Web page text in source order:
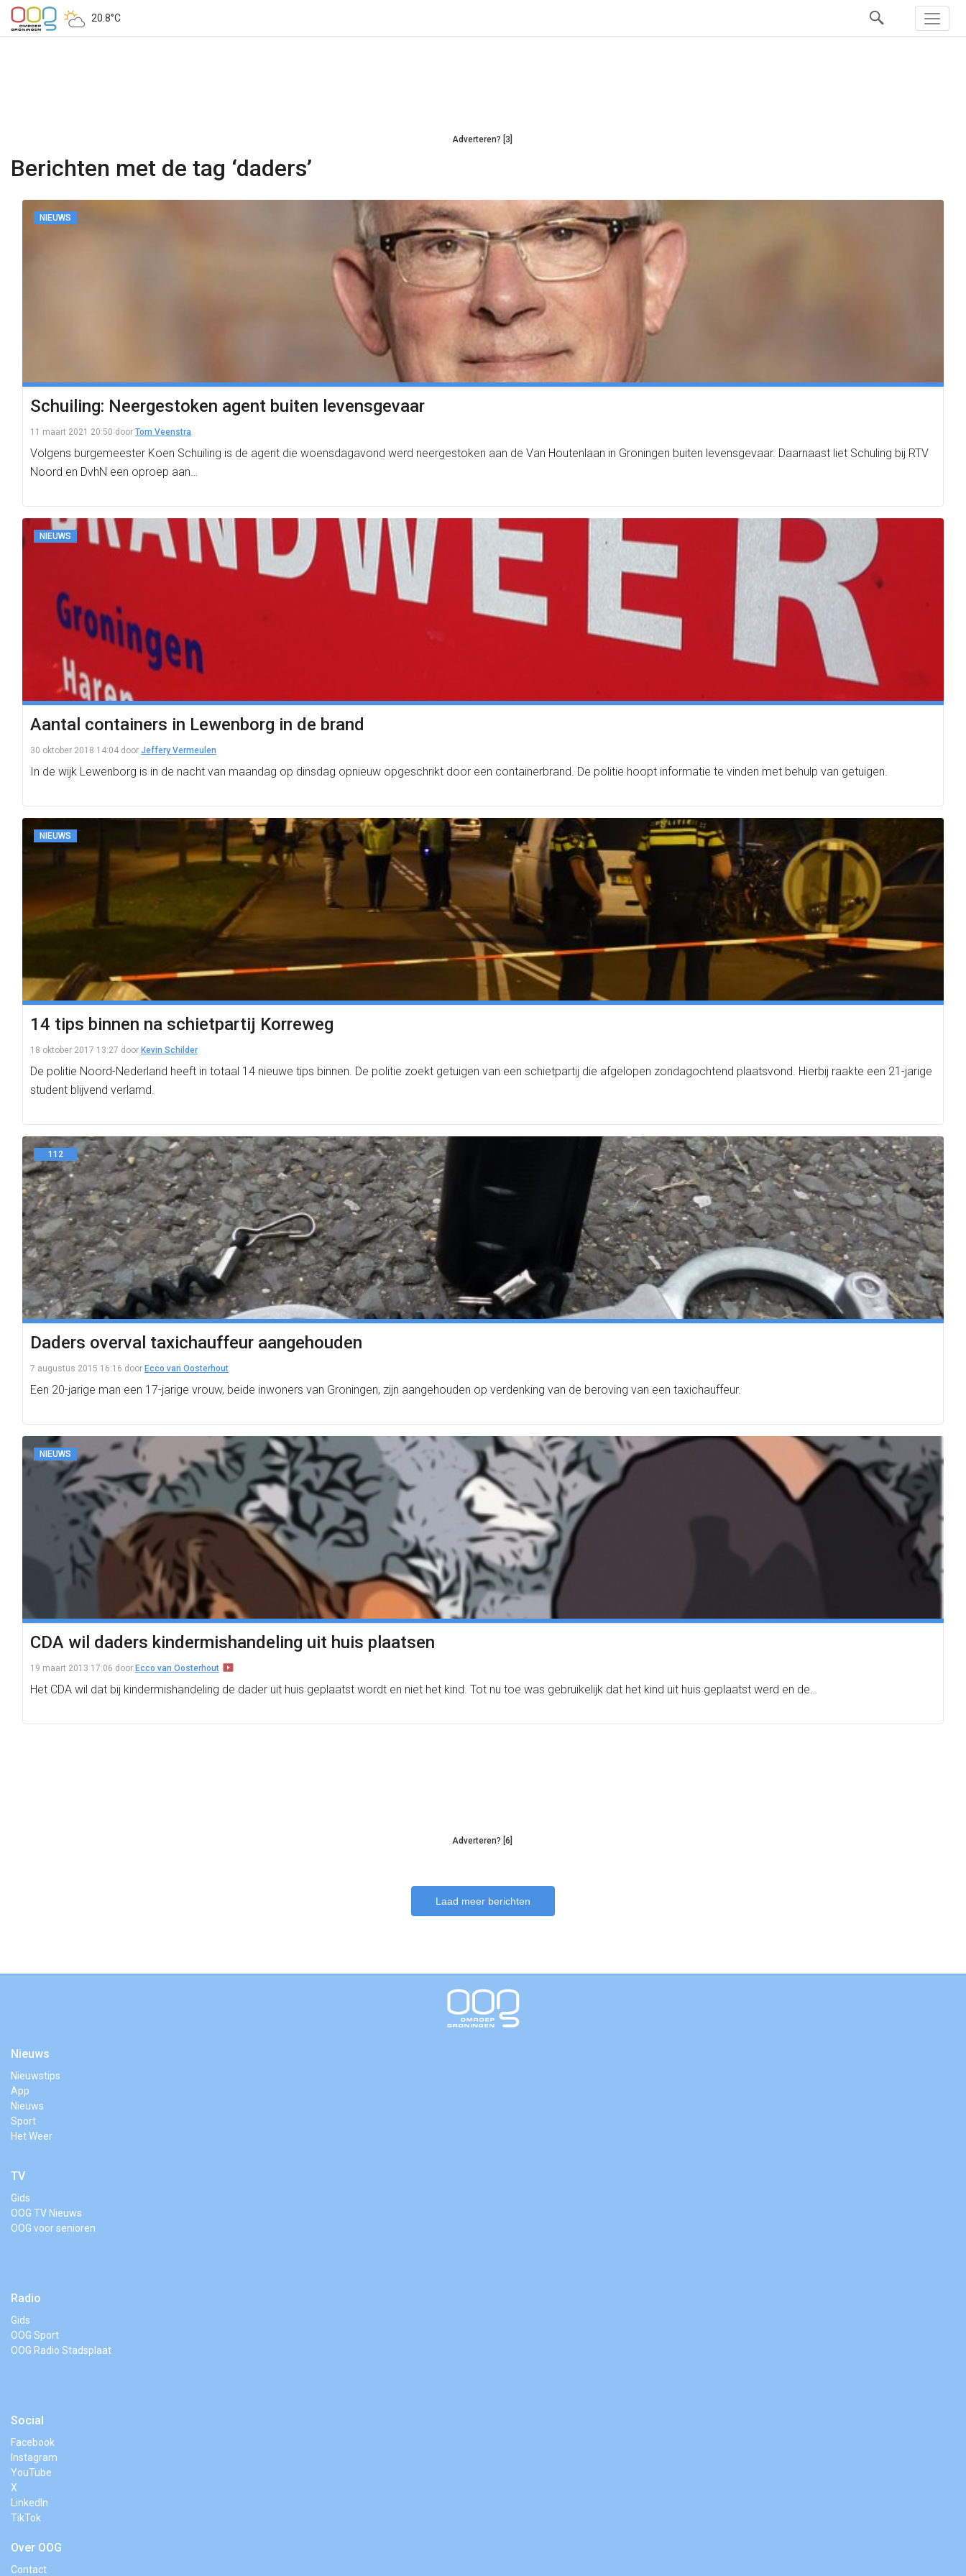
20.8°C
Adverteren? [3]
Berichten met de tag ‘daders’
NIEUWS
Schuiling: Neergestoken agent buiten levensgevaar
11 maart 2021 20:50 door Tom Veenstra
Volgens burgemeester Koen Schuiling is de agent die woensdagavond werd neergestoken aan de Van Houtenlaan in Groningen buiten levensgevaar. Daarnaast liet Schuling bij RTV
Noord en DvhN een oproep aan…
NIEUWS
Aantal containers in Lewenborg in de brand
30 oktober 2018 14:04 door Jeffery Vermeulen
In de wijk Lewenborg is in de nacht van maandag op dinsdag opnieuw opgeschrikt door een containerbrand. De politie hoopt informatie te vinden met behulp van getuigen.
NIEUWS
14 tips binnen na schietpartij Korreweg
18 oktober 2017 13:27 door Kevin Schilder
De politie Noord-Nederland heeft in totaal 14 nieuwe tips binnen. De politie zoekt getuigen van een schietpartij die afgelopen zondagochtend plaatsvond. Hierbij raakte een 21-jarige
student blijvend verlamd.
112
Daders overval taxichauffeur aangehouden
7 augustus 2015 16:16 door Ecco van Oosterhout
Een 20-jarige man een 17-jarige vrouw, beide inwoners van Groningen, zijn aangehouden op verdenking van de beroving van een taxichauffeur.
NIEUWS
CDA wil daders kindermishandeling uit huis plaatsen
19 maart 2013 17:06 door Ecco van Oosterhout
Het CDA wil dat bij kindermishandeling de dader uit huis geplaatst wordt en niet het kind. Tot nu toe was gebruikelijk dat het kind uit huis geplaatst werd en de…
Adverteren? [6]
Laad meer berichten
Nieuws
Nieuwstips
App
Nieuws
Sport
Het Weer
TV
Gids
OOG TV Nieuws
OOG voor senioren
Radio
Gids
OOG Sport
OOG Radio Stadsplaat
Social
Facebook
Instagram
YouTube
X
LinkedIn
TikTok
Over OOG
Contact